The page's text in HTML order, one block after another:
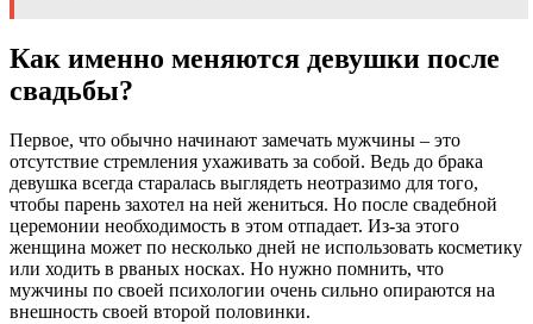
Как именно меняются девушки после
свадьбы?
Первое, что обычно начинают замечать мужчины – это
отсутствие стремления ухаживать за собой. Ведь до брака
девушка всегда старалась выглядеть неотразимо для того,
чтобы парень захотел на ней жениться. Но после свадебной
церемонии необходимость в этом отпадает. Из-за этого
женщина может по несколько дней не использовать косметику
или ходить в рваных носках. Но нужно помнить, что
мужчины по своей психологии очень сильно опираются на
внешность своей второй половинки.